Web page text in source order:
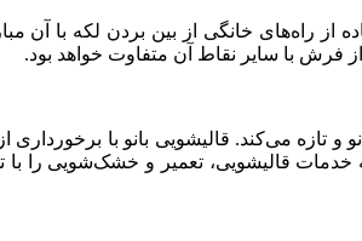
راه‌های خانگی از بین بردن لکه با آن
با سایر نقاط آن متفاوت خواهد بود.
و تازه می‌کند. قالیشویی بانو با
قالیشویی، تعمیر و خشک‌شویی را با